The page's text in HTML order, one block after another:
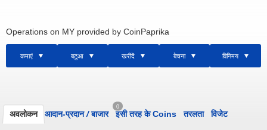
Operations on MY provided by CoinPaprika
कमाएं बटुआ खरीदें बेचना विनिमय
अवलोकन आदान-प्रदान/बाजार
0
इसी तरह के Coins तरलता विजेट